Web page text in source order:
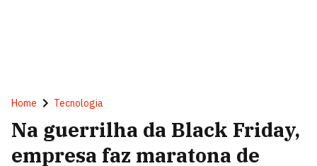
Home Tecnologia
Na guerrilha da Black Friday,
empresa faz maratona de